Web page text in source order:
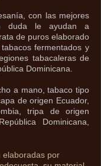
con las mejores
duda le ayudan a
de puros elaborado
fermentados y
tabacaleras de
Dominicana.
a mano, tabaco tipo
de origen Ecuador,
tripa de origen
Dominicana,
elaboradas por